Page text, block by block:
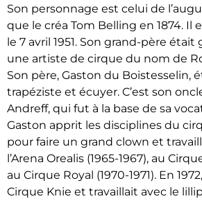
Son personnage est celui de
que le créa Tom Belling en 1874. Il
le 7 avril 1951. Son grand-père était
une artiste de cirque du nom de
Son père, Gaston du Boistesselin,
trapéziste et écuyer. C’est son
Andreff, qui fut à la base de sa
Gaston apprit les disciplines du
pour faire un grand clown et
l’Arena Orealis (1965-1967), au
au Cirque Royal (1970-1971). En
Cirque Knie et travaillait avec le